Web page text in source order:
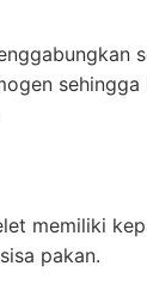
sehingga
memiliki
pakan.